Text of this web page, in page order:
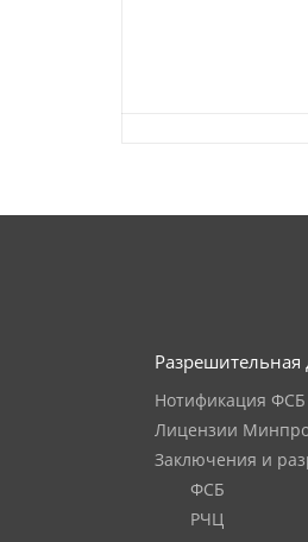
Разрешительная
Нотификация ФСБ
Лицензии
Заключения и
ФСБ
РЧЦ